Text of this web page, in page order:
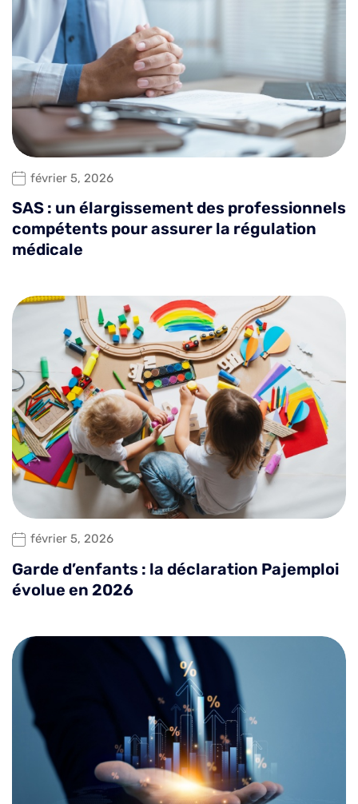
février 5, 2026
SAS : un élargissement des professionnels
compétents pour assurer la régulation
médicale
février 5, 2026
Garde d’enfants : la déclaration Pajemploi
évolue en 2026